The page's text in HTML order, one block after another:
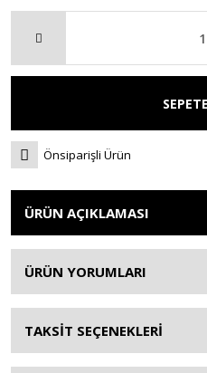
Önsiparişli Ürün
ÜRÜN AÇIKLAMASI
ÜRÜN YORUMLARI
TAKSİT SEÇENEKLERİ